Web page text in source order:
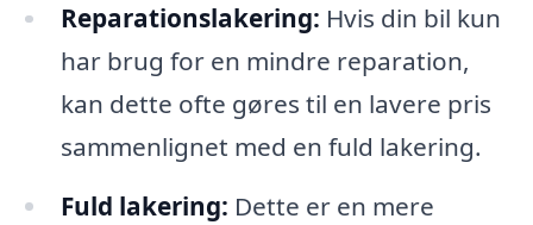
Reparationslakering: Hvis din bil kun
har brug for en mindre reparation,
kan dette ofte gøres til en lavere pris
sammenlignet med en fuld lakering.
Fuld lakering: Dette er en mere